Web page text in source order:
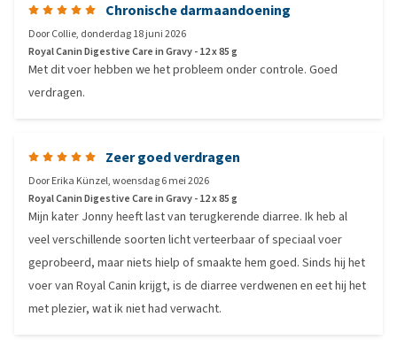
Chronische darmaandoening
DoorCollie, donderdag 18 juni 2026
Royal Canin Digestive Care in Gravy - 12 x 85 g
Met dit voer hebben we het probleem onder controle. Goed
verdragen.
Zeer goed verdragen
DoorErika Künzel,woensdag 6 mei 2026
Royal Canin Digestive Care in Gravy - 12 x 85 g
Mijn kater Jonny heeft last van terugkerende diarree. Ik heb al
veel verschillende soorten licht verteerbaar of speciaal voer
geprobeerd, maar niets hielp of smaakte hem goed. Sinds hij het
voer van Royal Canin krijgt, is de diarree verdwenen en eet hij het
met plezier, wat ik niet had verwacht.